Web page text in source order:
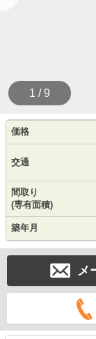
1 / 9
価格
交通
間取り
(専有面積)
築年月
メ